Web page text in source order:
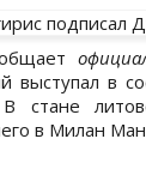
выступал в
В стане
в Милан